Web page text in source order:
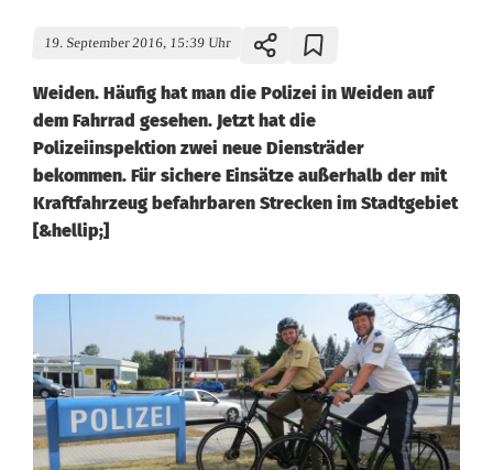
19. September 2016, 15:39 Uhr
Weiden. Häufig hat man die Polizei in Weiden auf
dem Fahrrad gesehen. Jetzt hat die
Polizeiinspektion zwei neue Diensträder
bekommen. Für sichere Einsätze außerhalb der mit
Kraftfahrzeug befahrbaren Strecken im Stadtgebiet
[&hellip;]